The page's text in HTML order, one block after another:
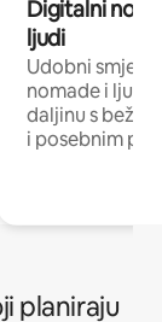
Digitalni
ljudi
Udobni
nomade i ljude
daljinu s
i posebnim
planiraju